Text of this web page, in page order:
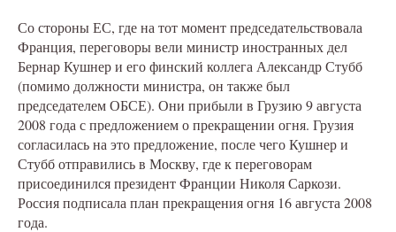
Со стороны ЕС, где на тот момент председательствовала
Франция, переговоры вели министр иностранных дел
Бернар Кушнер и его финский коллега Александр Стубб
(помимо должности министра, он также был
председателем ОБСЕ). Они прибыли в Грузию 9 августа
2008 года с предложением о прекращении огня. Грузия
согласилась на это предложение, после чего Кушнер и
Стубб отправились в Москву, где к переговорам
присоединился президент Франции Николя Саркози.
Россия подписала план прекращения огня 16 августа 2008
года.